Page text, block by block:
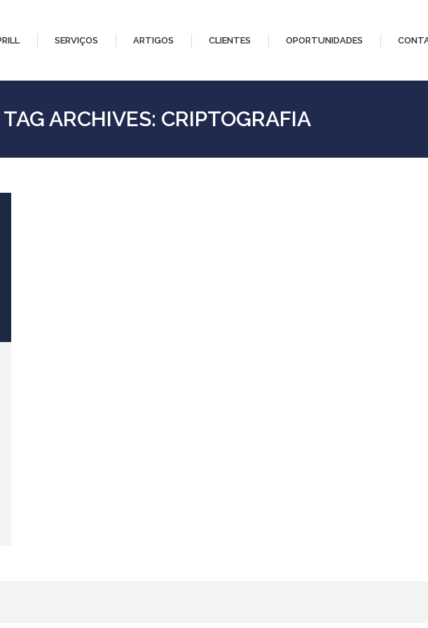
SERVIÇOS ARTIGOS CLIENTES OPORTUNIDADES
TAG ARCHIVES: CRIPTOGRAFIA